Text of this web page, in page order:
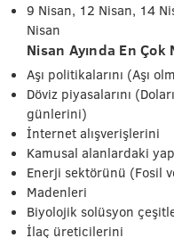
9 Nisan, 12 Nisan, 14
Nisan
Nisan Ayında En
Aşı politikalarını (Aşı
Döviz piyasalarını
günlerini)
İnternet alışverişlerini
Kamusal alanlardaki
Enerji sektörünü (Fosil
Madenleri
Biyolojik solüsyon
İlaç üreticilerini